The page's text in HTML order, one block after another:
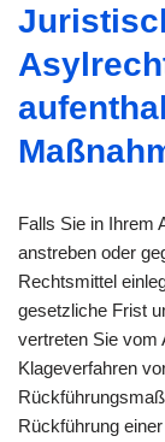
Falls Sie in Ihrem
anstreben oder
Rechtsmittel
gesetzliche Frist
vertreten Sie vom
Klageverfahren
Rückführung